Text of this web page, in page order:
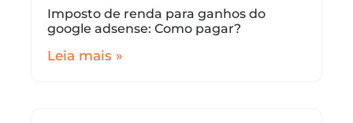
Imposto de renda para ganhos do
google adsense: Como pagar?
Leia mais »